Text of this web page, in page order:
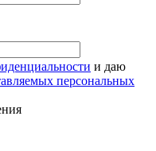
и даю
персональных